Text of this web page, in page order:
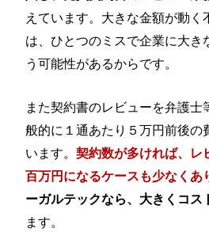
えています。大きな金額が動く
は、ひとつのミスで企業に大き
う可能性があるからです。
また契約書のレビューを弁護士
般的に１通あたり５万円前後の
います。契約数が多ければ、レ
百万円になるケースも少なくあ
ーガルテックなら、大きくコス
ます。